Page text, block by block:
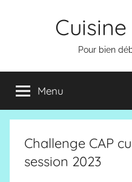
Pour bien
Menu
Challenge CAP
session 2023